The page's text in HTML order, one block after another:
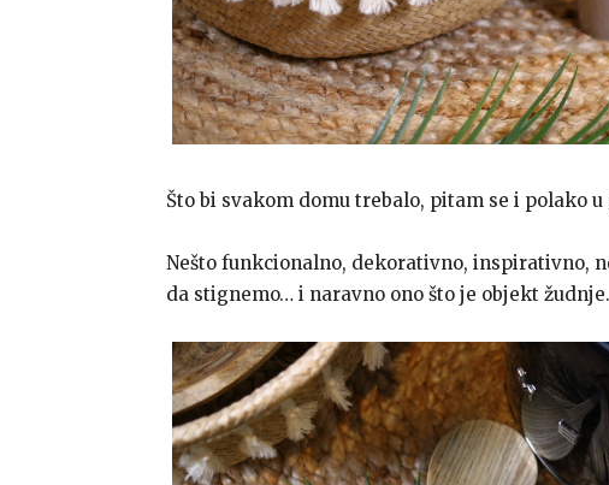
Što bi svakom domu trebalo, pitam se i polako
Nešto funkcionalno, dekorativno, inspirativno,
da stignemo… i naravno ono što je objekt žudnje.